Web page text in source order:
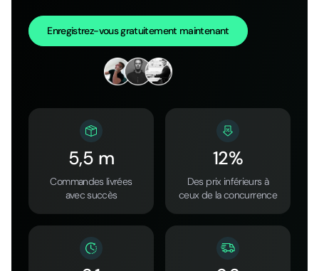
Enregistrez-vous gratuitement maintenant
5,5 m
Commandes livrées
avec succès
12%
Des prix inférieurs à
ceux de la concurrence